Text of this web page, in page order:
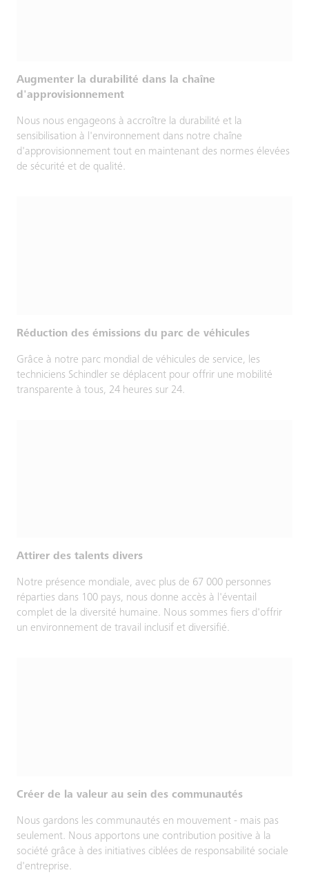
Augmenter la durabilité dans la chaîne
d'approvisionnement
Nous nous engageons à accroître la durabilité et la
sensibilisation à l'environnement dans notre chaîne
d'approvisionnement tout en maintenant des normes élevées
de sécurité et de qualité.
Réduction des émissions du parc de véhicules
Grâce à notre parc mondial de véhicules de service, les
techniciens Schindler se déplacent pour offrir une mobilité
transparente à tous, 24 heures sur 24.
Attirer des talents divers
Notre présence mondiale, avec plus de 67 000 personnes
réparties dans 100 pays, nous donne accès à l'éventail
complet de la diversité humaine. Nous sommes fiers d'offrir
un environnement de travail inclusif et diversifié.
Créer de la valeur au sein des communautés
Nous gardons les communautés en mouvement - mais pas
seulement. Nous apportons une contribution positive à la
société grâce à des initiatives ciblées de responsabilité sociale
d'entreprise.